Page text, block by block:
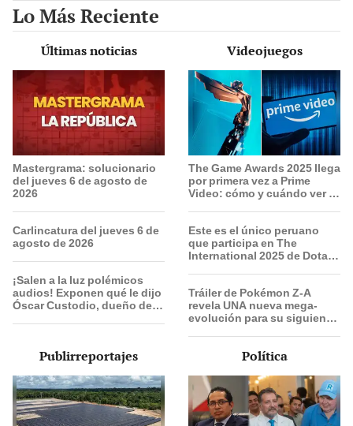
Lo Más Reciente
Últimas noticias
Mastergrama: solucionario
del jueves 6 de agosto de
2026
Carlincatura del jueves 6 de
agosto de 2026
¡Salen a la luz polémicos
audios! Exponen qué le dijo
Óscar Custodio, dueño de
Videojuegos
The Game Awards 2025 llega
por primera vez a Prime
Video: cómo y cuándo ver el
Este es el único peruano
que participa en The
International 2025 de Dota 2
Tráiler de Pokémon Z-A
revela UNA nueva mega-
evolución para su siguiente
Publirreportajes Política